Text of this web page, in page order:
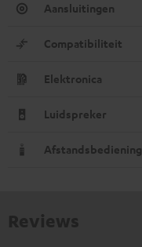
Aansluitingen
Compatibiliteit
Elektronica
Luidspreker
Afstandsbediening